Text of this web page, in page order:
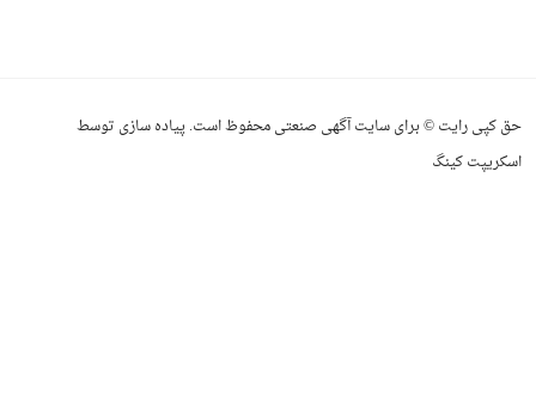
حق کپی رایت © برای سایت آگهی صنعتی محفوظ است. پیاده سازی توسط
اسکریپت کینگ